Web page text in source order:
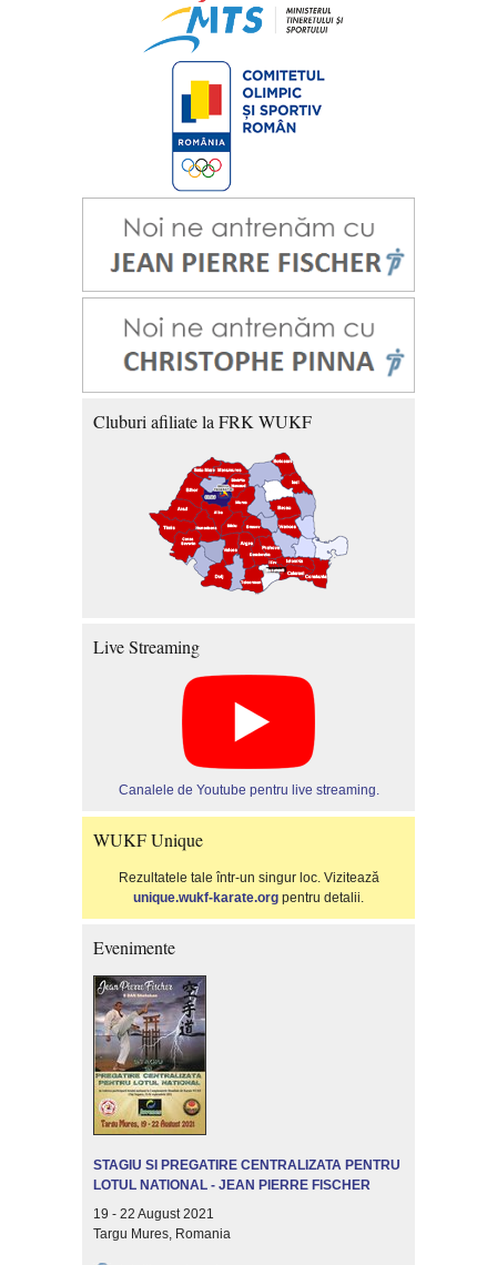
Cluburi afiliate la FRK WUKF
Live Streaming
Canalele de Youtube pentru live streaming.
WUKF Unique
Rezultatele tale într-un singur loc. Vizitează
unique.wukf-karate.org pentru detalii.
Evenimente
STAGIU SI PREGATIRE CENTRALIZATA PENTRU
LOTUL NATIONAL - JEAN PIERRE FISCHER
19 - 22 August 2021
Targu Mures, Romania